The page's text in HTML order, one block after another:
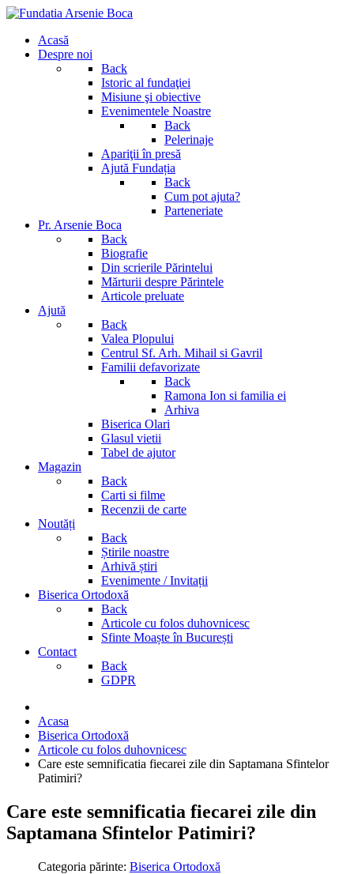
Acasă
Despre noi
Back
Istoric al fundaţiei
Misiune şi obiective
Evenimentele Noastre
Back
Pelerinaje
Apariţii în presă
Ajută Fundația
Back
Cum pot ajuta?
Parteneriate
Pr. Arsenie Boca
Back
Biografie
Din scrierile Părintelui
Mărturii despre Părintele
Articole preluate
Ajută
Back
Valea Plopului
Centrul Sf. Arh. Mihail si Gavril
Familii defavorizate
Back
Ramona Ion si familia ei
Arhiva
Biserica Olari
Glasul vietii
Tabel de ajutor
Magazin
Back
Carti si filme
Recenzii de carte
Noutăți
Back
Știrile noastre
Arhivă știri
Evenimente / Invitații
Biserica Ortodoxă
Back
Articole cu folos duhovnicesc
Sfinte Moaște în București
Contact
Back
GDPR
Acasa
Biserica Ortodoxă
Articole cu folos duhovnicesc
Care este semnificatia fiecarei zile din Saptamana Sfintelor
Patimiri?
Care este semnificatia fiecarei zile din
Saptamana Sfintelor Patimiri?
Categoria părinte: Biserica Ortodoxă